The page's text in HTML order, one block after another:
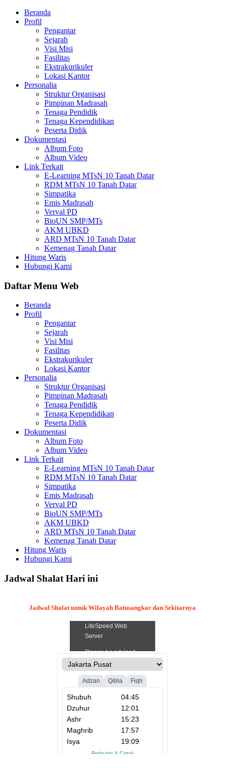
Beranda
Profil
Pengantar
Sejarah
Visi Misi
Fasilitas
Ekstrakurikuler
Lokasi Kantor
Personalia
Struktur Organisasi
Pimpinan Madrasah
Tenaga Pendidik
Tenaga Kependidikan
Peserta Didik
Dokumentasi
Album Foto
Album Video
Link Terkait
E-Learning MTsN 10 Tanah Datar
RDM MTsN 10 Tanah Datar
Simpatika
Emis Madrasah
Verval PD
BioUN SMP/MTs
AKM UBKD
ARD MTsN 10 Tanah Datar
Kemenag Tanah Datar
Hitung Waris
Hubungi Kami
Daftar Menu Web
Beranda
Profil
Pengantar
Sejarah
Visi Misi
Fasilitas
Ekstrakurikuler
Lokasi Kantor
Personalia
Struktur Organisasi
Pimpinan Madrasah
Tenaga Pendidik
Tenaga Kependidikan
Peserta Didik
Dokumentasi
Album Foto
Album Video
Link Terkait
E-Learning MTsN 10 Tanah Datar
RDM MTsN 10 Tanah Datar
Simpatika
Emis Madrasah
Verval PD
BioUN SMP/MTs
AKM UBKD
ARD MTsN 10 Tanah Datar
Kemenag Tanah Datar
Hitung Waris
Hubungi Kami
Jadwal Shalat Hari ini
Jadwal Shalat untuk Wilayah Batusangkar dan Sekitarnya